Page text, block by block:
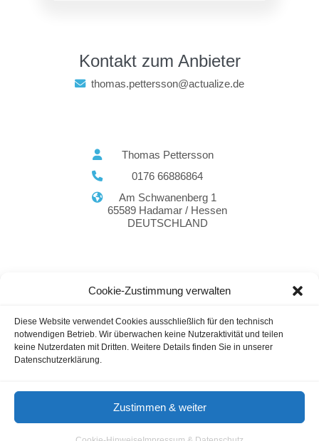
Cookie-Zustimmung verwalten
Diese Website verwendet Cookies ausschließlich für den technisch
notwendigen Betrieb. Wir überwachen keine Nutzeraktivität und teilen
keine Nutzerdaten mit Dritten. Weitere Details finden Sie in unserer
Datenschutzerklärung.
Zustimmen & weiter
Kontakt zum Anbieter
thomas.pettersson@actualize.de
Thomas Pettersson
0176 66886864
Am Schwanenberg 1
65589 Hadamar / Hessen
DEUTSCHLAND
E-Commerce Agentur Marketing
Rheinland-Pfalz
Gastautoren / Gastartikel
Impressum & Datenschutz